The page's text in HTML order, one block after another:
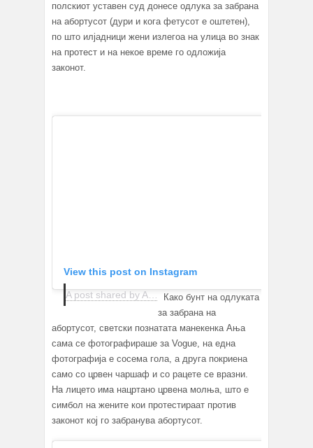
полскиот уставен суд донесе одлука за забрана
на абортусот (дури и кога фетусот е оштетен),
по што илјадници жени излегоа на улица во знак
на протест и на некое време го одложија
законот.
View this post on Instagram
Како бунт на одлуката
за забрана на
абортусот, светски познатата манекенка Ања
сама се фотографираше за Vogue, на една
фотографија е сосема гола, а друга покриена
само со црвен чаршаф и со рацете се вразни.
На лицето има нацртано црвена молња, што е
симбол на жените кои протестираат против
законот кој го забранува абортусот.